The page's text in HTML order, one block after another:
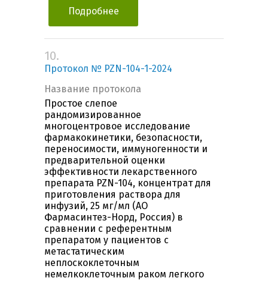
Подробнее
10.
Протокол № PZN-104-1-2024
Название протокола
Простое слепое
рандомизированное
многоцентровое исследование
фармакокинетики, безопасности,
переносимости, иммуногенности и
предварительной оценки
эффективности лекарственного
препарата PZN-104, концентрат для
приготовления раствора для
инфузий, 25 мг/мл (АО
Фармасинтез-Норд, Россия) в
сравнении с референтным
препаратом у пациентов с
метастатическим
неплоскоклеточным
немелкоклеточным раком легкого